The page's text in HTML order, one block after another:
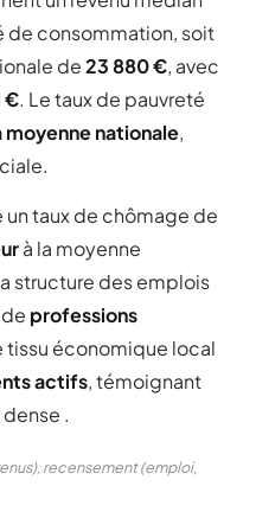
Signaler cet avis
★ ★ ★ ★★ 4,0/5
c'est une ville
beaucoup
de travail et de
: foot / Hand /
haut niveau.
Signaler cet avis
de consommation, soit
de23 880 €, avec
€. Le taux de pauvreté
moyenne nationale,
un taux de chômage de
à la moyenne
structure des emplois
professions
tissu économique local
actifs, témoignant
.
recensement (emploi,